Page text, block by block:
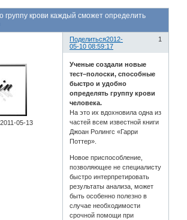
группу крови каждый сможет определить
Поделиться 1
2012-
05-10 08:59:17
05-13
Ученые создали новые
тест–полоски, способные
быстро и удобно
определять группу крови
человека.
На это их вдохновила одна из
частей всем известной книги
Джоан Ролингс «Гарри
Поттер».
Новое приспособление,
позволяющее не специалисту
быстро интерпретировать
результаты анализа, может
быть особенно полезно в
случае необходимости
срочной помощи при